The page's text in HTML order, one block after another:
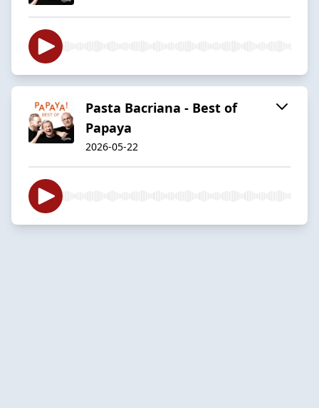
Pasta Bacriana - Best of
Papaya
2026-05-22